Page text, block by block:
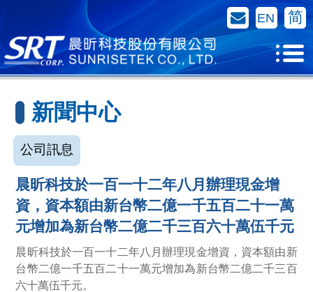
简
EN
聯絡我們
新聞中心
公司訊息
晨昕科技於一百一十二年八月辦理現金增
資，資本額由新台幣二億一千五百二十一萬
元增加為新台幣二億二千三百六十萬伍千元
晨昕科技於一百一十二年八月辦理現金增資，資本額由新
台幣二億一千五百二十一萬元增加為新台幣二億二千三百
六十萬伍千元。